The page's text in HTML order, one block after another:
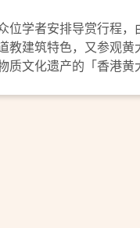
位学者安排导赏行程
教建筑特色，又参观
质文化遗产的「香港黄